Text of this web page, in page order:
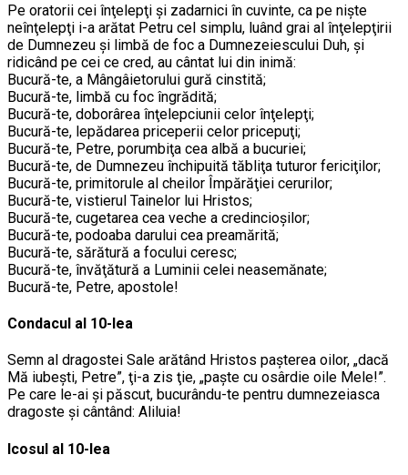
Pe oratorii cei înţelepţi şi zadarnici în cuvinte, ca pe nişte
neînţelepţi i-a arătat Petru cel simplu, luând grai al înţelepţirii
de Dumnezeu şi limbă de foc a Dumnezeiescului Duh, şi
ridicând pe cei ce cred, au cântat lui din inimă:
Bucură-te, a Mângâietorului gură cinstită;
Bucură-te, limbă cu foc îngrădită;
Bucură-te, doborârea înţelepciunii celor înţelepţi;
Bucură-te, lepădarea priceperii celor pricepuţi;
Bucură-te, Petre, porumbiţa cea albă a bucuriei;
Bucură-te, de Dumnezeu închipuită tăbliţa tuturor fericiţilor;
Bucură-te, primitorule al cheilor Împărăţiei cerurilor;
Bucură-te, vistierul Tainelor lui Hristos;
Bucură-te, cugetarea cea veche a credincioşilor;
Bucură-te, podoaba darului cea preamărită;
Bucură-te, sărătură a focului ceresc;
Bucură-te, învăţătură a Luminii celei neasemănate;
Bucură-te, Petre, apostole!
Condacul al 10-lea
Semn al dragostei Sale arătând Hristos paşterea oilor, „dacă
Mă iubeşti, Petre”, ţi-a zis ţie, „paşte cu osârdie oile Mele!”.
Pe care le-ai şi păscut, bucurându-te pentru dumnezeiasca
dragoste şi cântând: Aliluia!
Icosul al 10-lea